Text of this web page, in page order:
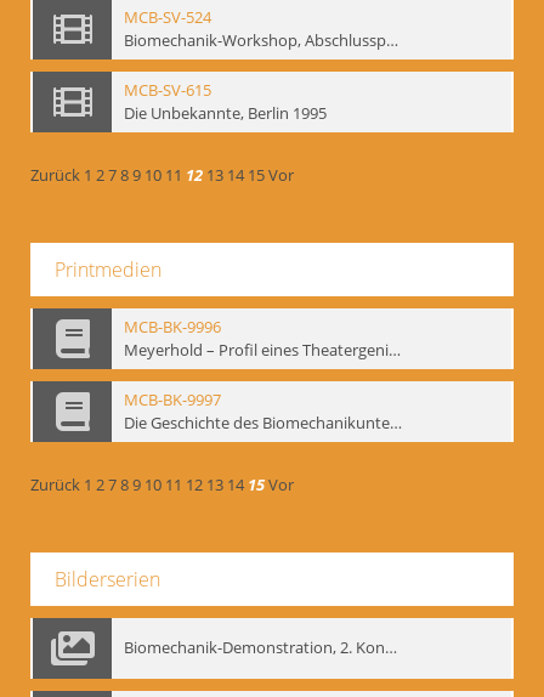
MCB-SV-524
Biomechanik-Workshop, Abschlusspräsentation 1996
MCB-SV-615
Die Unbekannte, Berlin 1995
Zurück 1 2789 10 11 12 13 14 15Vor
Printmedien
MCB-BK-9996
Meyerhold – Profil eines Theatergenies. Vortrag. Arbeitsdemonstration - interne Signatur: BM-prt-203
MCB-BK-9997
Die Geschichte des Biomechanikunterrichts im Theater der Satire - interne Signatur: BM-prt-204
Zurück 1 2789 10 11 12 13 14 15Vor
Bilderserien
Biomechanik-Demonstration, 2. Kongress der EMF, Mai 1995